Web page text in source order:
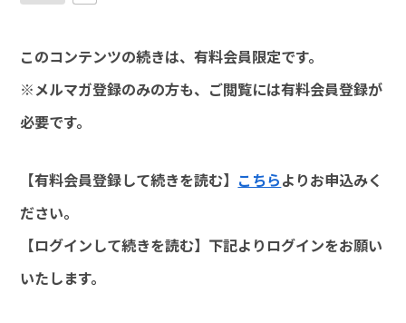
このコンテンツの続きは、有料会員限定です。
※メルマガ登録のみの方も、ご閲覧には有料会員登録が
必要です。
【有料会員登録して続きを読む】 こちらよりお申込みく
ださい。
【ログインして続きを読む】下記よりログインをお願い
いたします。